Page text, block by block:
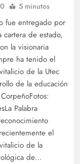
0 5 minutos
fue entregado por
de estado,
la visionaria
ha tenido el
de la Utec
de la educación
Palabra
el
de la
de…